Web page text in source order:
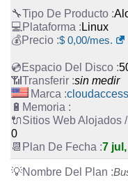
Linux
$ 0,00/mes.
sin medir
0
7